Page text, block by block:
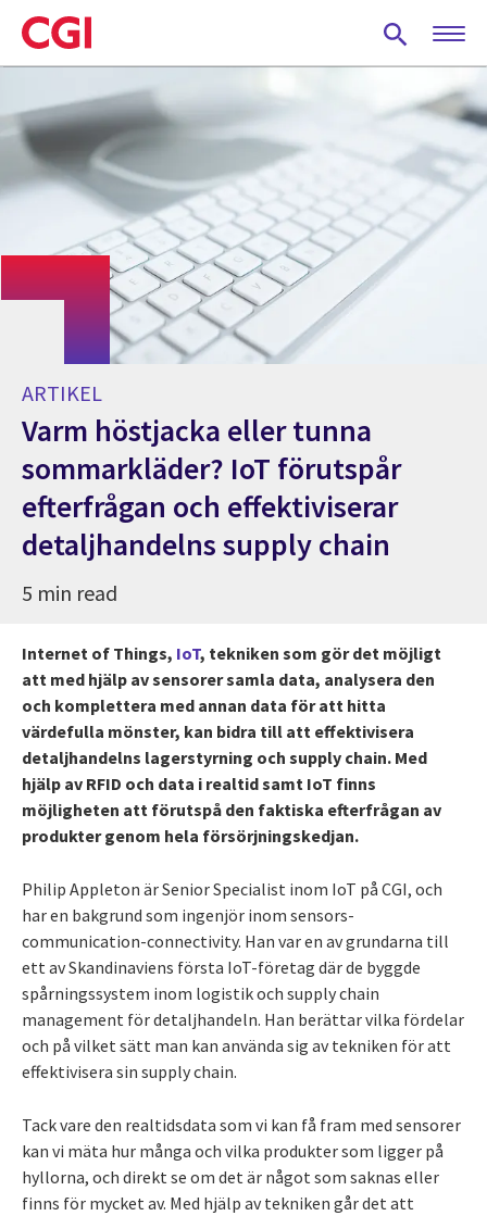
Skip
to
main
ARTIKEL
Varm höstjacka eller tunna
sommarkläder? IoT förutspår
efterfrågan och effektiviserar
detaljhandelns supply chain
5 min read
Internet of Things, IoT, tekniken som gör det möjligt
att med hjälp av sensorer samla data, analysera den
och komplettera med annan data för att hitta
värdefulla mönster, kan bidra till att effektivisera
detaljhandelns lagerstyrning och supply chain. Med
hjälp av RFID och data i realtid samt IoT finns
möjligheten att förutspå den faktiska efterfrågan av
produkter genom hela försörjningskedjan.
Philip Appleton är Senior Specialist inom IoT på CGI, och
har en bakgrund som ingenjör inom sensors-
communication-connectivity. Han var en av grundarna till
ett av Skandinaviens första IoT-företag där de byggde
spårningssystem inom logistik och supply chain
management för detaljhandeln. Han berättar vilka fördelar
och på vilket sätt man kan använda sig av tekniken för att
effektivisera sin supply chain.
Tack vare den realtidsdata som vi kan få fram med sensorer
kan vi mäta hur många och vilka produkter som ligger på
hyllorna, och direkt se om det är något som saknas eller
finns för mycket av. Med hjälp av tekniken går det att